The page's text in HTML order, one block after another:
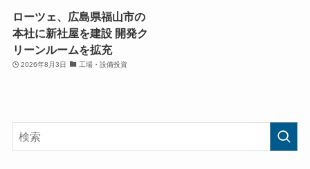
ローツェ、広島県福山市の
本社に新社屋を建設 開発ク
リーンルームを拡充
2026年8月3日 工場・設備投資